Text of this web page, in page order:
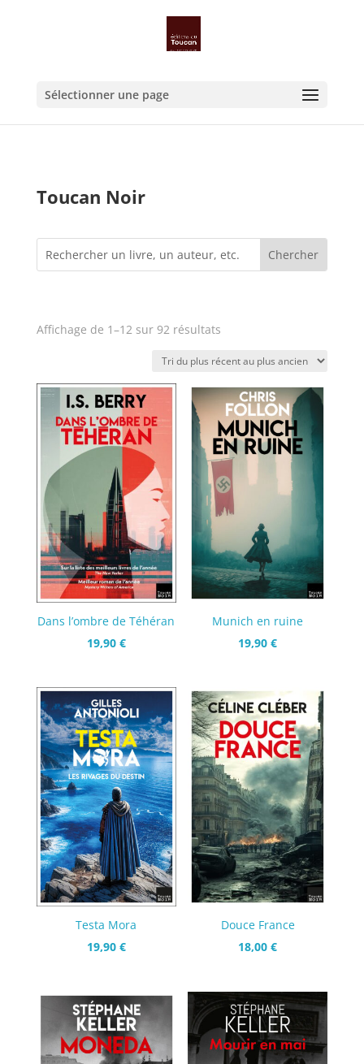
Sélectionner une page
Toucan Noir
Affichage de 1–12 sur 92 résultatsTrié
plus
récent
au
plus
ancien
Dans l’ombre de Téhéran
19,90 €
Munich en ruine
19,90€
Testa Mora
19,90 €
Douce France
18,00€